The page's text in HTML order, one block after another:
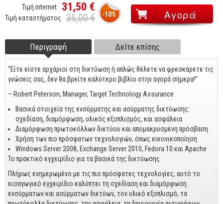
Πολυμέσα
Internet
Web Design
Προγραμματισμός
Γενικά Θέματα
Business
Προσωπική Βελτίωση
Οικονομικά
Τεχνικά
-10%
Τιμή internet 31,50 €
Τιμή καταστήματος 35,00 €
Footer tabs
Περιγραφή
καρτέλα)
Δείτε επίσης
“Είτε είστε αρχάριοι στη δικτύωση ή απλώς θέλετε να φρεσκάρετε τις
γνώσεις σας, δεν θα βρείτε καλύτερο βιβλίο στην αγορά σήμερα!”
– Robert Peterson, Manager, Target Technology Assurance
Βασικά στοιχεία της ενσύρματης και ασύρματης δικτύωσης:
σχεδίαση, διαμόρφωση, υλικός εξοπλισμός, και ασφάλεια
Διαμόρφωση πρωτοκόλλων δικτύου και απομακρυσμένη πρόσβαση
Χρήση των πιο πρόσφατων τεχνολογιών, όπως εικονικοποίηση
Windows Server 2008, Exchange Server 2010, Fedora 10 και Apache
Το πρακτικό εγχειρίδιο για τα βασικά της δικτύωσης
Πλήρως ενημερωμένο με τις πιο πρόσφατες τεχνολογίες, αυτό το
εισαγωγικό εγχειρίδιο καλύπτει τη σχεδίαση και διαμόρφωση
ενσύρματων και ασύρματων δικτύων, τον υλικό εξοπλισμό, τα